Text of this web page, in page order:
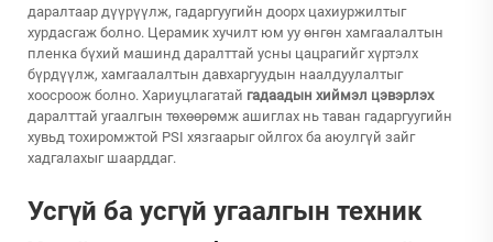
даралтаар дүүрүүлж, гадаргуугийн доорх цахиуржилтыг
хурдасгаж болно. Церамик хучилт юм уу өнгөн хамгаалалтын
пленка бүхий машинд даралттай усны цацрагийг хүртэлх
бүрдүүлж, хамгаалалтын давхаргуудын наалдуулалтыг
хоосроож болно. Хариуцлагатай гадаадын хиймэл цэвэрлэх
даралттай угаалгын төхөөрөмж ашиглах нь таван гадаргуугийн
хувьд тохиромжтой PSI хязгаарыг ойлгох ба аюулгүй зайг
хадгалахыг шаарддаг.
Усгүй ба усгүй угаалгын техник